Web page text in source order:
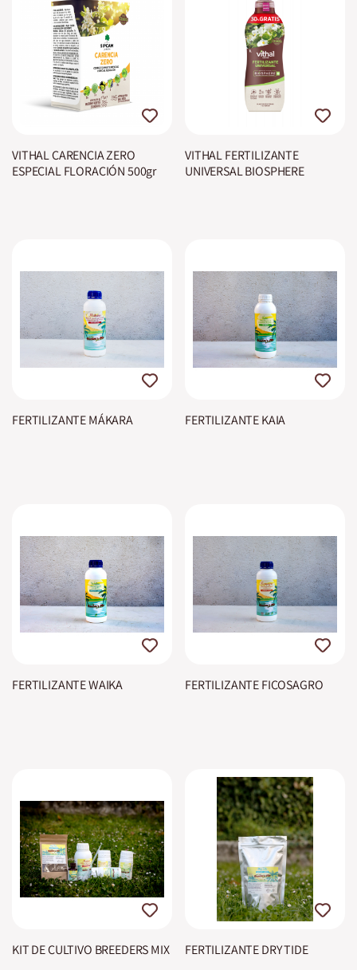
VITHAL CARENCIA ZERO
ESPECIAL FLORACIÓN 500gr
VITHAL FERTILIZANTE
UNIVERSAL BIOSPHERE
FERTILIZANTE MÁKARA FERTILIZANTE KAIA
FERTILIZANTE WAIKA FERTILIZANTE FICOSAGRO
KIT DE CULTIVO BREEDERS MIX FERTILIZANTE DRY TIDE